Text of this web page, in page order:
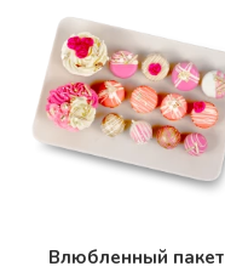
Влюбленный пакет